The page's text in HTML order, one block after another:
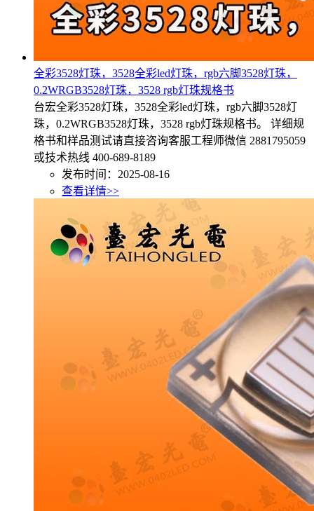
全彩3528灯珠，3528全彩led灯珠，rgb六脚3528灯珠，
0.2WRGB3528灯珠，3528 rgb灯珠规格书
台宏全彩3528灯珠，3528全彩led灯珠，rgb六脚3528灯
珠，0.2WRGB3528灯珠，3528 rgb灯珠规格书。 详细规
格书和样品测试请直接咨询客服工程师微信 2881795059
或技术热线 400-689-8189
发布时间：2025-08-16
查看详情>>